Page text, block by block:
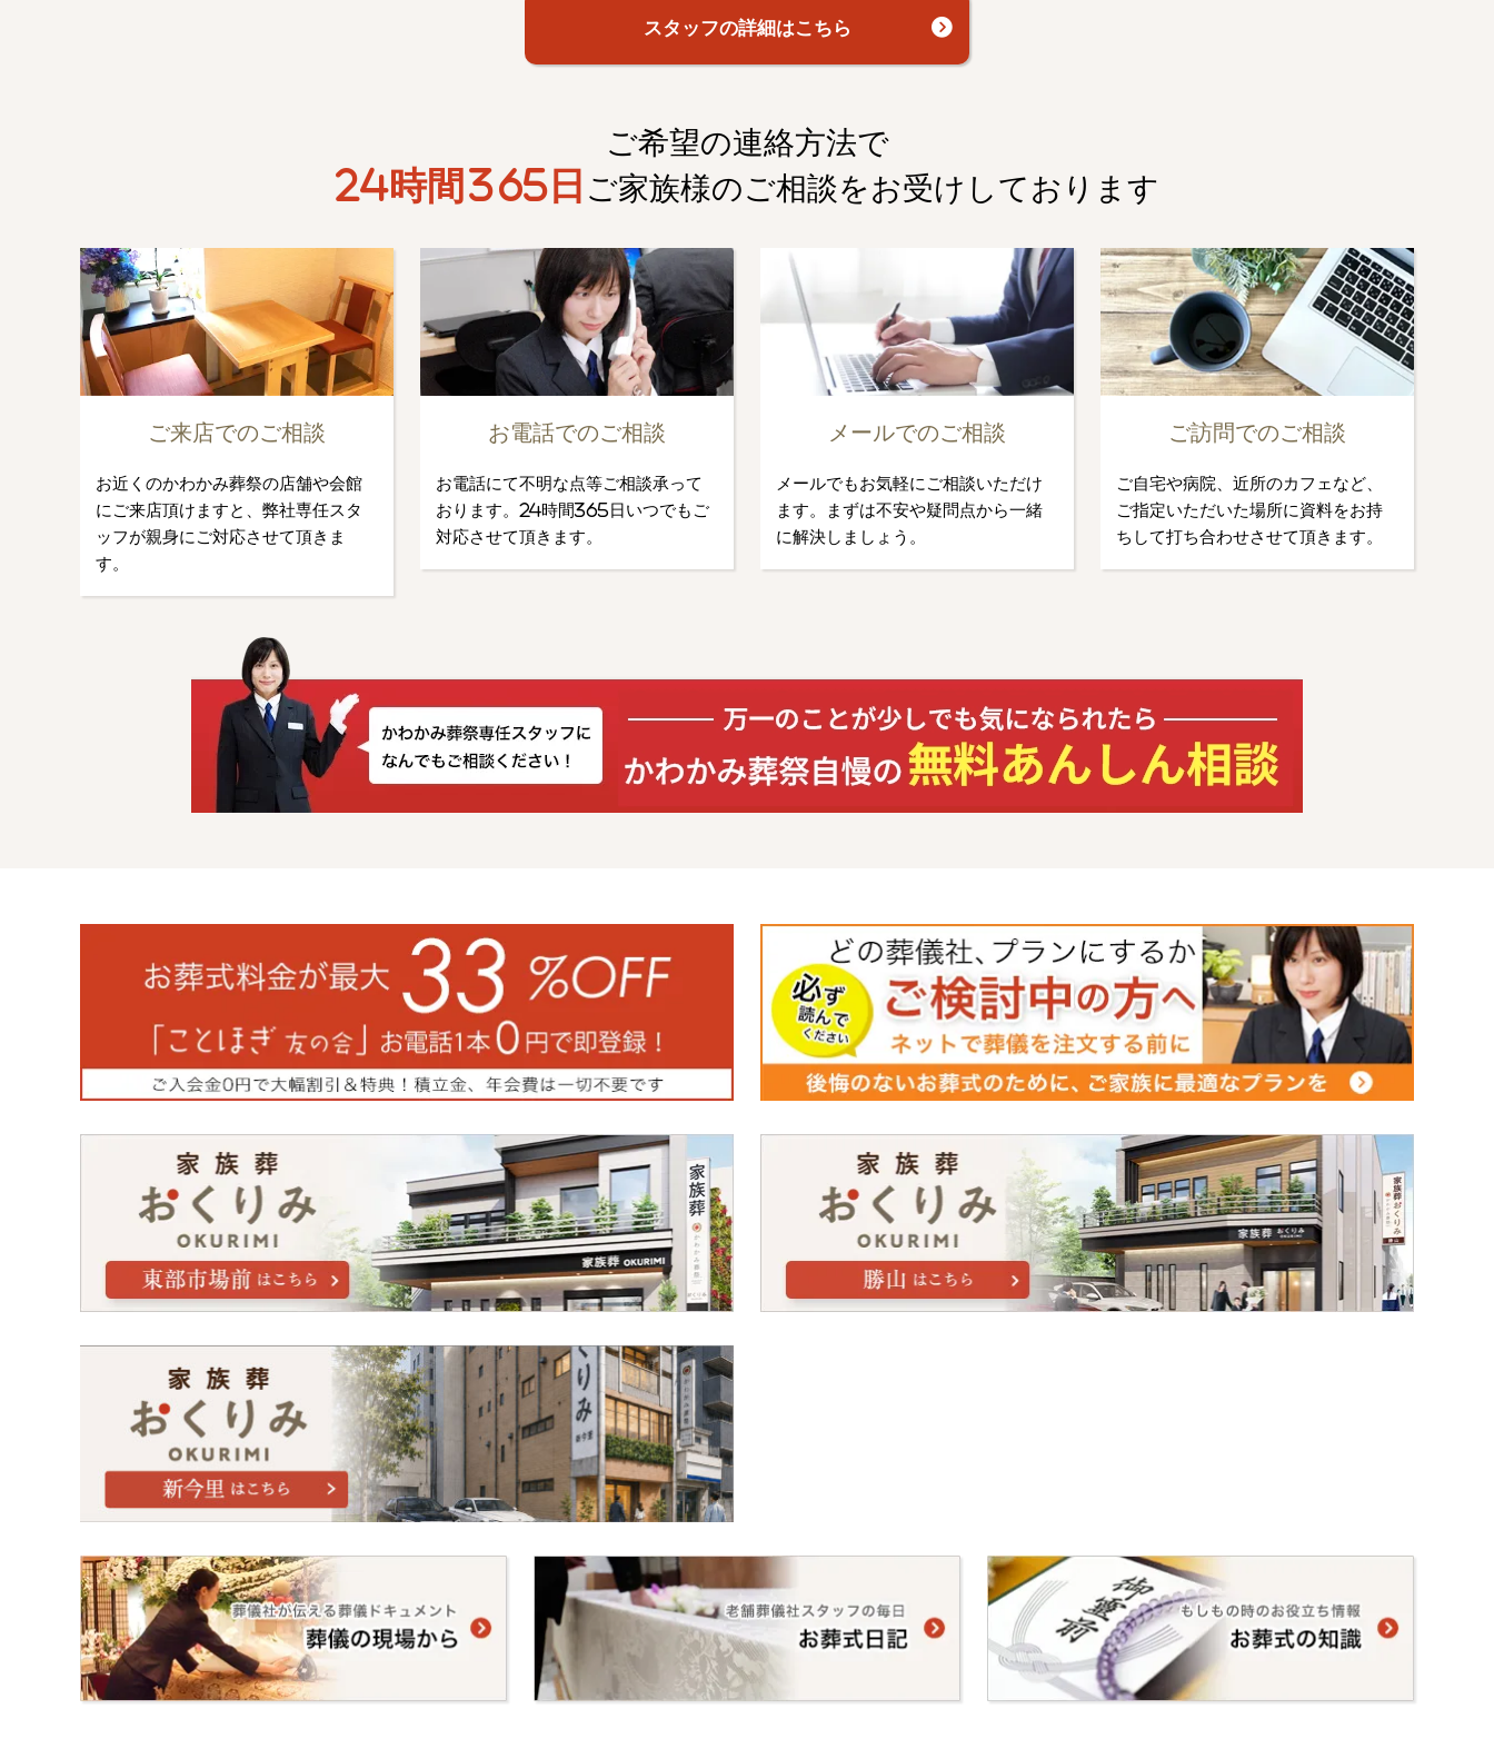
スタッフの詳細はこちら
ご希望の連絡方法で
24時間365日 ご家族様のご相談を お受けしております
ご来店でのご相談
お近くのかわかみ葬祭の店舗や会館
にご来店頂けますと、弊社専任スタ
ッフが親身にご対応させて頂きま
す。
お電話でのご相談
お電話にて不明な点等ご相談承って
おります。24時間365日いつでもご
対応させて頂きます。
メールでのご相談
メールでもお気軽にご相談いただけ
ます。まずは不安や疑問点から一緒
に解決しましょう。
ご訪問でのご相談
ご自宅や病院、近所のカフェなど、
ご指定いただいた場所に資料をお持
ちして打ち合わせさせて頂きます。